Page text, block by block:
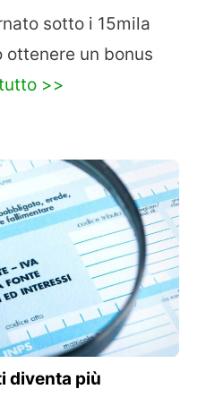
sotto i 15mila
un bonus
>>
diventa più